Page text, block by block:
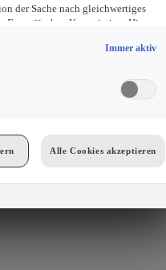
der Sache nach gleichwertiges
Europäischen Kommission. Hieraus
und weil nicht ausgeschlossen
auf das absolut Notwendige
oder Leistungscookies auch für
in den Cookie-Einstellungen am
zurückzuziehen.
personalisierten Link auf unsere
eines Porsche Betriebs, Porsche
Immer aktiv
Alle Cookies akzeptieren